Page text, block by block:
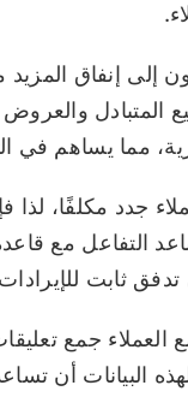
إلى إنفاق المزيد
المتبادل
مما يساهم في
جدد مكلفًا، لذا فإن
التفاعل مع
ثابت
العملاء جمع
البيانات أن